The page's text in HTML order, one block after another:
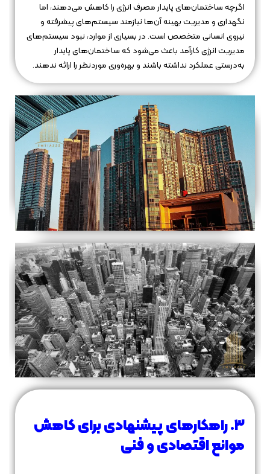
اگرچه ساختمان‌های پایدار مصرف انرژی را کاهش می‌دهند، اما
نگهداری و مدیریت بهینه آن‌ها نیازمند سیستم‌های پیشرفته و
نیروی انسانی متخصص است. در بسیاری از موارد، نبود سیستم‌های
مدیریت انرژی کارآمد باعث می‌شود که ساختمان‌های پایدار
به‌درستی عملکرد نداشته باشند و بهره‌وری موردنظر را ارائه ندهند.
۳. راهکارهای پیشنهادی برای کاهش
موانع اقتصادی و فنی